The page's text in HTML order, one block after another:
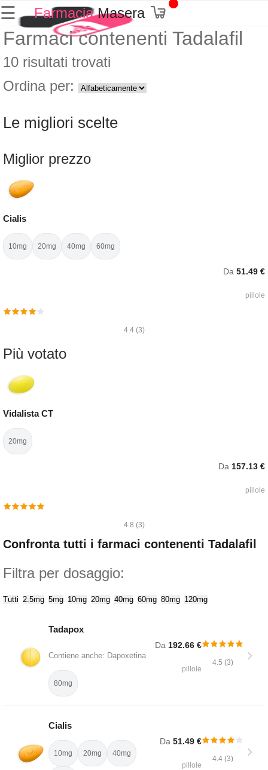
☰ FarmaciaMasera
Farmaci contenenti Tadalafil
10 risultati trovati
Ordina per:
Le migliori scelte
Miglior prezzo
Cialis
10mg 20mg 40mg 60mg
Da 51.49 €
pillole
4.4 (3)
Più votato
Vidalista CT
20mg
Da 157.13 €
pillole
4.8 (3)
Confronta tutti i farmaci contenenti Tadalafil
Filtra per dosaggio:
Tutti 2.5mg 5mg 10mg 20mg 40mg 60mg 80mg 120mg
Tadapox
Contiene anche: Dapoxetina
80mg
Da 192.66 €
pillole
4.5 (3)
Cialis
10mg 20mg 40mg
Da 51.49 €
pillole
4.4 (3)